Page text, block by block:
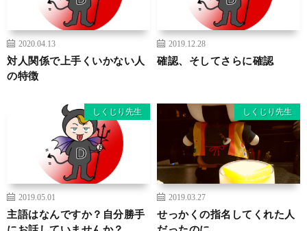
2020.04.13
対人関係で上手くいかない人
の特徴
2019.12.28
確認、そしてさらに確認
しくじり先生
2019.05.01
主語はなんですか？自分勝手
しくじり先生
2019.03.27
せっかくの指名してくれた人